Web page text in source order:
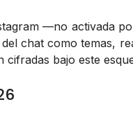
—no activada
chat como temas,
bajo este